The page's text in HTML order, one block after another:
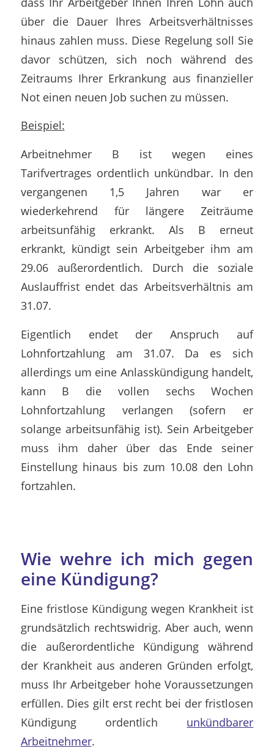
über die Dauer Ihres Arbeitsverhältnisses
hinaus zahlen muss. Diese Regelung soll Sie
davor schützen, sich noch während des
Zeitraums Ihrer Erkrankung aus finanzieller
Not einen neuen Job suchen zu müssen.
Beispiel:
Arbeitnehmer B ist wegen eines
Tarifvertrages ordentlich unkündbar. In den
vergangenen 1,5 Jahren war er
wiederkehrend für längere Zeiträume
arbeitsunfähig erkrankt. Als B erneut
erkrankt, kündigt sein Arbeitgeber ihm am
29.06 außerordentlich. Durch die soziale
Auslauffrist endet das Arbeitsverhältnis am
31.07.
Eigentlich endet der Anspruch auf
Lohnfortzahlung am 31.07. Da es sich
allerdings um eine Anlasskündigung handelt,
kann B die vollen sechs Wochen
Lohnfortzahlung verlangen (sofern er
solange arbeitsunfähig ist). Sein Arbeitgeber
muss ihm daher über das Ende seiner
Einstellung hinaus bis zum 10.08 den Lohn
fortzahlen.
Wie wehre ich mich gegen
eine Kündigung?
Eine fristlose Kündigung wegen Krankheit ist
grundsätzlich rechtswidrig. Aber auch, wenn
die außerordentliche Kündigung während
der Krankheit aus anderen Gründen erfolgt,
muss Ihr Arbeitgeber hohe Voraussetzungen
erfüllen. Dies gilt erst recht bei der fristlosen
Kündigung ordentlich unkündbarer
Arbeitnehmer.